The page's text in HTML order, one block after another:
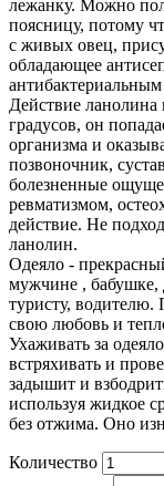
лежанку. Можно
поясницу, потому
с живых овец,
обладающее
Действие ланолина
градусов, он
организма и
позвоночник,
болезненные
ревматизмом,
действие. Не
ланолин.
Одеяло -
мужчине , бабушке,
туристу,
свою любовь и
Ухаживать за
встряхивать и
задышит и
используя жидкое
без отжима. Оно
Количество